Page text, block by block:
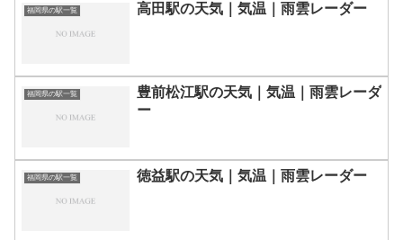
福岡県の駅一覧 高田駅の天気｜気温｜雨雲レーダー
福岡県の駅一覧
豊前松江駅の天気｜気温｜雨雲レーダ
ー
福岡県の駅一覧 徳益駅の天気｜気温｜雨雲レーダー